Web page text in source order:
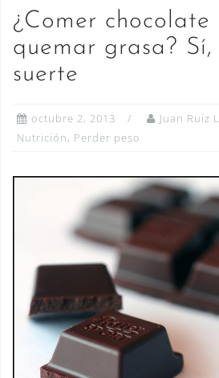
¿Comer
quemar grasa? Sí,
suerte
octubre 2, 2013
Juan Ruiz
Nutrición, Perder peso